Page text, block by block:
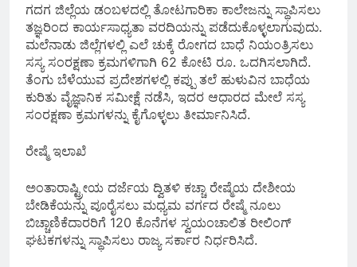
ಗದಗ ಜಿಲ್ಲೆಯ ಡಂಬಳದಲ್ಲಿ ತೋಟಗಾರಿಕಾ ಕಾಲೇಜನ್ನು ಸ್ಥಾಪಿಸಲು
ತಜ್ಞರಿಂದ ಕಾರ್ಯಸಾಧ್ಯತಾ ವರದಿಯನ್ನು ಪಡೆದುಕೊಳ್ಳಲಾಗುವುದು.
ಮಲೆನಾಡು ಜಿಲ್ಲೆಗಳಲ್ಲಿ ಎಲೆ ಚುಕ್ಕೆ ರೋಗದ ಬಾಧೆ ನಿಯಂತ್ರಿಸಲು
ಸಸ್ಯ ಸಂರಕ್ಷಣಾ ಕ್ರಮಗಳಿಗಾಗಿ 62 ಕೋಟಿ ರೂ. ಒದಗಿಸಲಾಗಿದೆ.
ತೆಂಗು ಬೆಳೆಯುವ ಪ್ರದೇಶಗಳಲ್ಲಿ ಕಪ್ಪು ತಲೆ ಹುಳುವಿನ ಬಾಧೆಯ
ಕುರಿತು ವೈಜ್ಞಾನಿಕ ಸಮೀಕ್ಷೆ ನಡೆಸಿ, ಇದರ ಆಧಾರದ ಮೇಲೆ ಸಸ್ಯ
ಸಂರಕ್ಷಣಾ ಕ್ರಮಗಳನ್ನು ಕೈಗೊಳ್ಳಲು ತೀರ್ಮಾನಿಸಿದೆ.
ರೇಷ್ಮೆ ಇಲಾಖೆ
ಅಂತಾರಾಷ್ಟ್ರೀಯ ದರ್ಜೆಯ ದ್ವಿತಳಿ ಕಚ್ಚಾ ರೇಷ್ಮೆಯ ದೇಶೀಯ
ಬೇಡಿಕೆಯನ್ನು ಪೂರೈಸಲು ಮಧ್ಯಮ ವರ್ಗದ ರೇಷ್ಮೆ ನೂಲು
ಬಿಚ್ಚಾಣಿಕೆದಾರರಿಗೆ 120 ಕೊನೆಗಳ ಸ್ವಯಂಚಾಲಿತ ರೀಲಿಂಗ್
ಘಟಕಗಳನ್ನು ಸ್ಥಾಪಿಸಲು ರಾಜ್ಯ ಸರ್ಕಾರ ನಿರ್ಧರಿಸಿದೆ.